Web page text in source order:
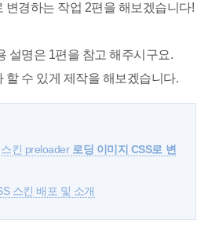
변경하는 작업 2편을 해보겠습니다!
설명은 1편을 참고 해주시구요.
할 수 있게 제작을 해보겠습니다.
킨 preloader 로딩 이미지 CSS로 변
스킨 배포 및 소개